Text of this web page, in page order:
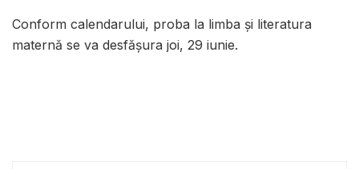
Conform calendarului, proba la limba și literatura
maternă se va desfășura joi, 29 iunie.